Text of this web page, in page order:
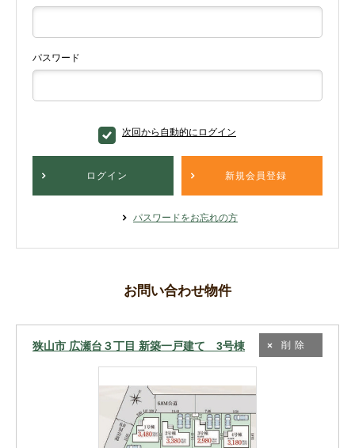
パスワード
次回から自動的にログイン
ログイン 新規会員登録
パスワードをお忘れの方
お問い合わせ物件
狭山市 広瀬台３丁目 新築一戸建て 3号棟 削除